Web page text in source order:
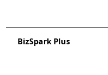
BizSpark Plus